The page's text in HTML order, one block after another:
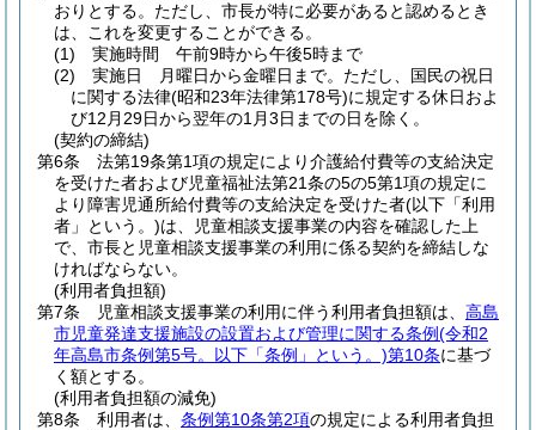
おりとする。 ただし、市長が特に必要があると認めるとき
は、これを変更することができる。
(1)
実施時間 午前9時から午後5時まで
(2)
実施日 月曜日から金曜日まで。 ただし、国民の祝日
に関する法律(昭和23年法律第178号)に規定する休日およ
び12月29日から翌年の1月3日までの日を除く。
(契約の締結)
第6条
法第19条第1項の規定により介護給付費等の支給決定
を受けた者および児童福祉法第21条の5の5第1項の規定に
より障害児通所給付費等の支給決定を受けた者(以下「利用
者」という。)は、児童相談支援事業の内容を確認した上
で、市長と児童相談支援事業の利用に係る契約を締結しな
ければならない。
(利用者負担額)
第7条
児童相談支援事業の利用に伴う利用者負担額は、 高島
市児童発達支援施設の設置および管理に関する条例(令和2
年高島市条例第5号。以下「条例」という。)第10条に基づ
く額とする。
(利用者負担額の減免)
第8条
利用者は、 条例第10条第2項の規定による利用者負担